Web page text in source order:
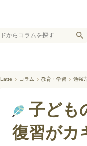
Latte コラム 教育・学習 勉強
子ども
復習がカ